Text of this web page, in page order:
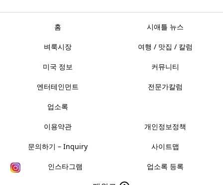
홈 시애틀 뉴스
벼룩시장 여행 / 맛집 / 칼럼
미국 정보 커뮤니티
엔터테인먼트 전문가칼럼
업소록
이용약관 개인정보정책
문의하기 – Inquiry 사이트맵
인스타그램 업소록 등록